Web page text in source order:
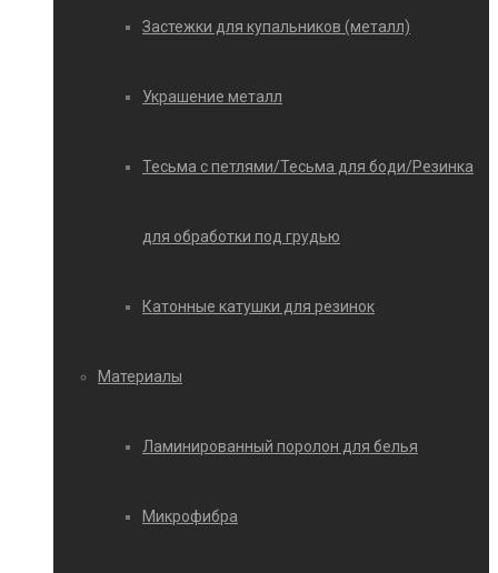
Застежки для купальников (металл)
Украшение металл
Тесьма с петлями/Тесьма для боди/Резинка
для обработки под грудью
Катонные катушки для резинок
Материалы
Ламинированный поролон для белья
Микрофибра